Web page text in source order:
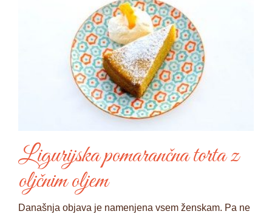
Ligurijska pomarančna torta z
oljčnim oljem
Današnja objava je namenjena vsem ženskam. Pa ne